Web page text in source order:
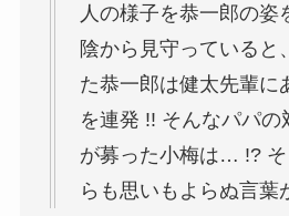
人の様子を恭一郎の姿
陰から見守っていると
た恭一郎は健太先輩に
を連発 !! そんなパパの
が募った小梅は… !?
らも思いもよらぬ言